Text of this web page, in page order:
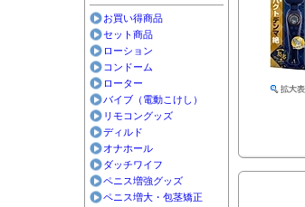
お買い得商品
セット商品
ローション
コンドーム
ローター
バイブ（電動こけし）
リモコングッズ
ディルド
オナホール
ダッチワイフ
ペニス増強グッズ
ペニス増大・包茎矯正